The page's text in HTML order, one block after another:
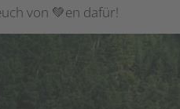
von 💚en dafür!